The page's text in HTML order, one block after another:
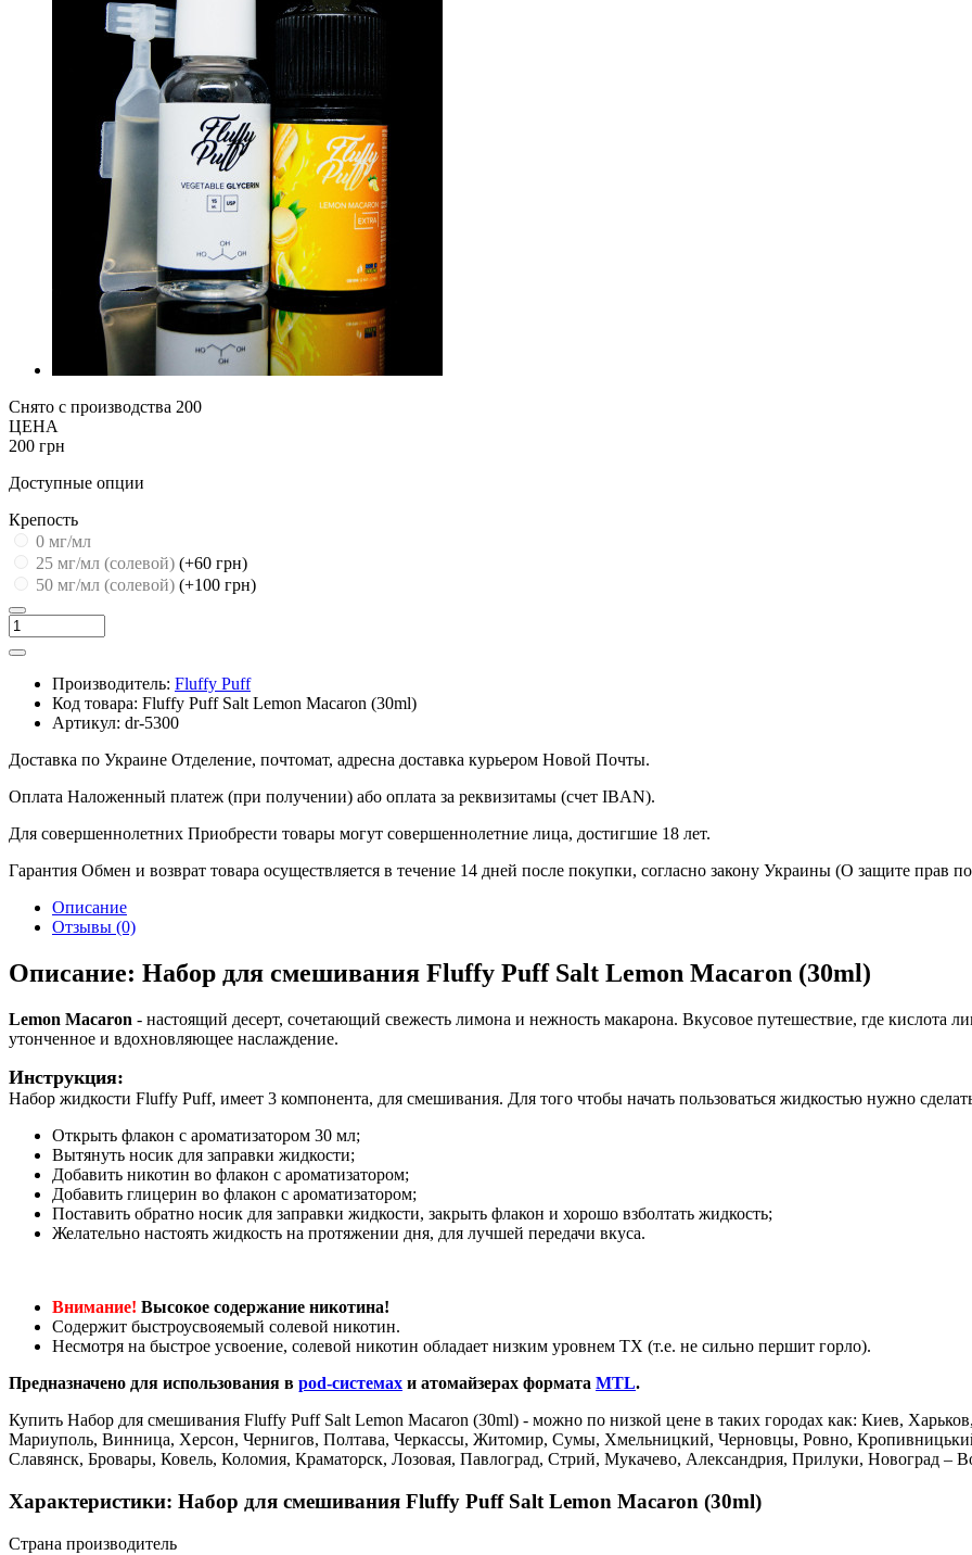
Снято с производства 200
ЦЕНА
200 грн
Доступные опции
Крепость
0 мг/мл
25 мг/мл (cолевой) (+60 грн)
50 мг/мл (солевой) (+100 грн)
Производитель: Fluffy Puff
Код товара: Fluffy Puff Salt Lemon Macaron (30ml)
Артикул: dr-5300
Доставка по Украине Отделение, почтомат, адресна доставка курьером Новой Почты.
Оплата Наложенный платеж (при получении) або оплата за реквизитамы (счет IBAN).
Для совершеннолетних Приобрести товары могут совершеннолетние лица, достигшие 18 лет.
Гарантия Обмен и возврат товара осуществляется в течение 14 дней после покупки, согласно закону Украины (О защите прав
Описание
Отзывы (0)
Описание: Набор для смешивания Fluffy Puff Salt Lemon Macaron (30ml)
Lemon Macaron - настоящий десерт, сочетающий свежесть лимона и нежность макарона. Вкусовое путешествие, где кислота
утонченное и вдохновляющее наслаждение.
Инструкция:
Набор жидкости Fluffy Puff, имеет 3 компонента, для смешивания. Для того чтобы начать пользоваться жидкостью нужно
Открыть флакон с ароматизатором 30 мл;
Вытянуть носик для заправки жидкости;
Добавить никотин во флакон с ароматизатором;
Добавить глицерин во флакон с ароматизатором;
Поставить обратно носик для заправки жидкости, закрыть флакон и хорошо взболтать жидкость;
Желательно настоять жидкость на протяжении дня, для лучшей передачи вкуса.
Внимание! Высокое содержание никотина!
Содержит быстроусвояемый солевой никотин.
Несмотря на быстрое усвоение, солевой никотин обладает низким уровнем ТХ (т.е. не сильно першит горло).
Предназначено для использования в pod-системах и атомайзерах формата MTL.
Купить Набор для смешивания Fluffy Puff Salt Lemon Macaron (30ml) - можно по низкой цене в таких городах как: Киев,
Мариуполь, Винница, Херсон, Чернигов, Полтава, Черкассы, Житомир, Сумы, Хмельницкий, Черновцы, Ровно,
Славянск, Бровары, Ковель, Коломия, Краматорск, Лозовая, Павлоград, Стрий, Мукачево, Александрия, Прилуки, Новоград –
Характеристики: Набор для смешивания Fluffy Puff Salt Lemon Macaron (30ml)
Страна производитель